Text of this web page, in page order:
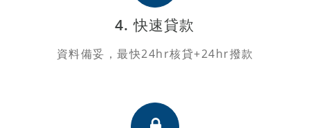
4. 快速貸款
資料備妥，最快24hr核貸+24hr撥款